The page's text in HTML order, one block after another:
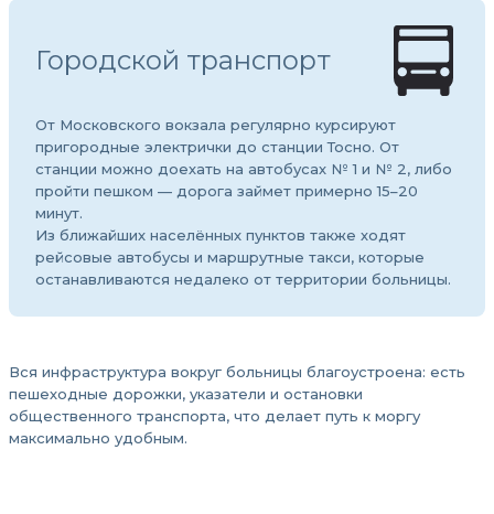
Городской транспорт
От Московского вокзала регулярно курсируют
пригородные электрички до станции Тосно. От
станции можно доехать на автобусах № 1 и № 2, либо
пройти пешком — дорога займет примерно 15–20
минут.
Из ближайших населённых пунктов также ходят
рейсовые автобусы и маршрутные такси, которые
останавливаются недалеко от территории больницы.
Вся инфраструктура вокруг больницы благоустроена: есть
пешеходные дорожки, указатели и остановки
общественного транспорта, что делает путь к моргу
максимально удобным.